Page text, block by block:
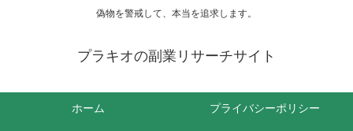
偽物を警戒して、本当を追求します。
プラキオの副業リサーチサイト
ホーム プライバシーポリシー